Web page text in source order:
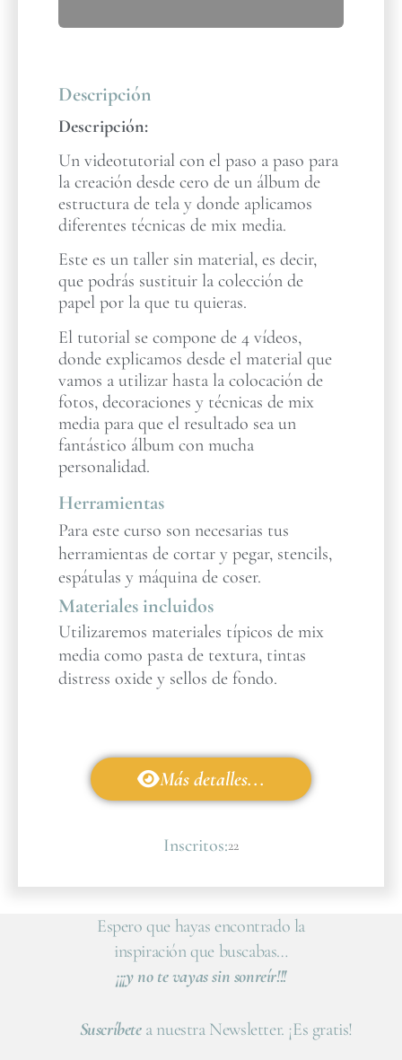
Descripción
Descripción:
Un videotutorial con el paso a paso para
la creación desde cero de un álbum de
estructura de tela y donde aplicamos
diferentes técnicas de mix media.
Este es un taller sin material, es decir,
que podrás sustituir la colección de
papel por la que tu quieras.
El tutorial se compone de 4 vídeos,
donde explicamos desde el material que
vamos a utilizar hasta la colocación de
fotos, decoraciones y técnicas de mix
media para que el resultado sea un
fantástico álbum con mucha
personalidad.
Herramientas
Para este curso son necesarias tus
herramientas de cortar y pegar, stencils,
espátulas y máquina de coser.
Materiales incluidos
Utilizaremos materiales típicos de mix
media como pasta de textura, tintas
distress oxide y sellos de fondo.
Más detalles...
Inscritos:22
Espero que hayas encontrado la
inspiración que buscabas…
¡¡¡y no te vayas sin sonreír!!!
Suscríbetea nuestra Newsletter. ¡Es gratis!